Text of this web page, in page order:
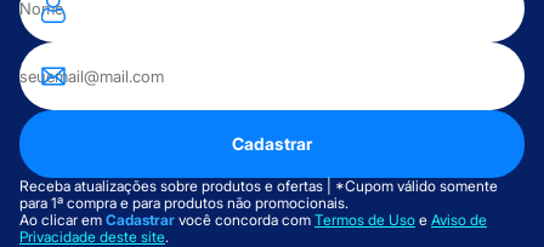
Cadastrar
Receba atualizações sobre produtos e ofertas | *Cupom válido somente
para 1ª compra e para produtos não promocionais.
Ao clicar em Cadastrar você concorda com Termos de Uso e Aviso de
Privacidade deste site.